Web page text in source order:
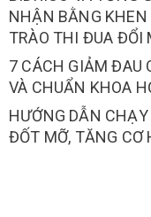
NHẬN BẰNG KHEN
TRÀO THI ĐUA ĐỔI
7 CÁCH GIẢM ĐAU
VÀ CHUẨN KHOA
HƯỚNG DẪN
ĐỐT MỠ, TĂNG CƠ